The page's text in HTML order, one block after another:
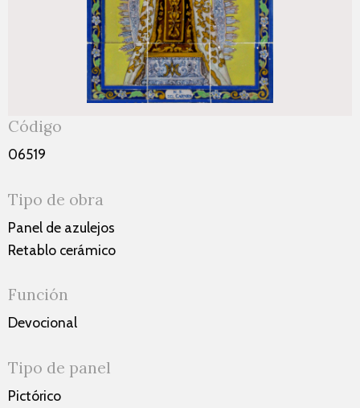
Código
06519
Tipo de obra
Panel de azulejos
Retablo cerámico
Función
Devocional
Tipo de panel
Pictórico